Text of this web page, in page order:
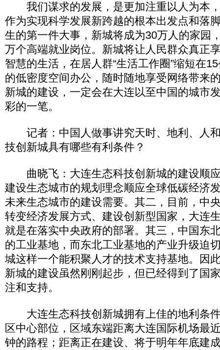
我们谋求的发展，是更加注重以人为本
作为实现科学发展新跨越的根本出发点和落
生的第一件大事，新城将成为30万人的家园
万个高端就业岗位。新城将让人民群众真正
智慧的生活，在居人群“生活工作圈”缩短在
的低密度空间办公，随时随地享受网络带来
新城的建设，一定会在大连以至中国的城市
彩的一笔。
记者：中国人做事讲究天时、地利、人
技创新城具有哪些有利条件？
曲晓飞：大连生态科技创新城的建设顺
建设生态城市的规划理念顺应全球低碳经济
未来生态城市的建设需要。其二，目前，中
转变经济发展方式、建设创新型国家，大连
就是在落实中央政府的部署。其三，中国东
的工业基地，而东北工业基地的产业升级迫
城这样一个能积聚人才的技术支持基地。因
新城的建设虽然刚刚起步，但已经得到了国
注和支持。
大连生态科技创新城拥有上佳的地利条
区中心部位，区域东端距离大连国际机场最
钟的路程；距离正在建设、将于明年年底建